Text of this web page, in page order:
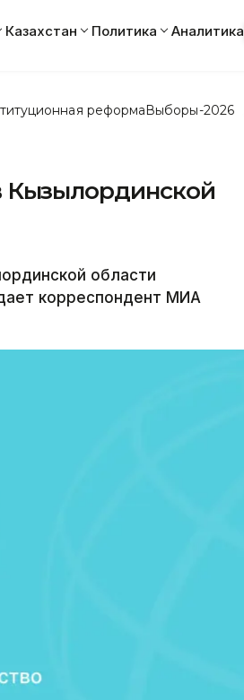
Казахстан Политика Аналитика
реформаВыборы-2026
Кызылординской
области
корреспондент МИА